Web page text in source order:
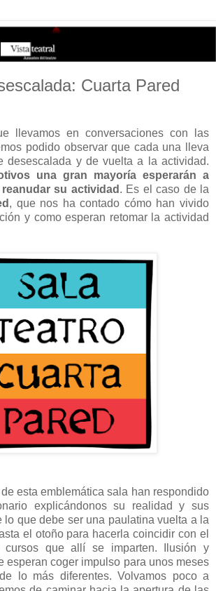
Cuarta Pared
llevamos en conversaciones con las
podido observar que cada una lleva
desescalada y de vuelta a la actividad.
una gran mayoría esperarán a
su actividad . Es el caso de la
, que nos ha contado cómo han vivido
y como esperan retomar la actividad
esta emblemática sala han respondido
explicándonos su realidad y sus
lo que debe ser una paulatina vuelta a la
el otoño para hacerla coincidir con el
cursos que allí se imparten. Ilusión y
esperan coger impulso para unos meses
lo más diferentes. Volvamos poco a